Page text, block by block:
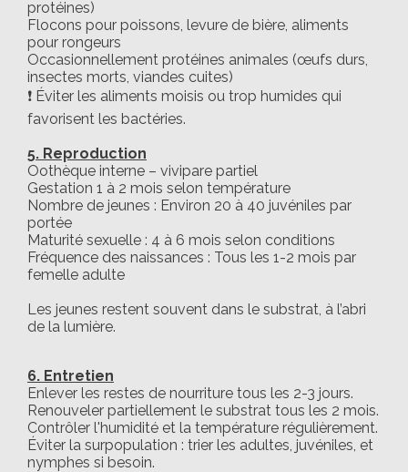
protéines)
Flocons pour poissons, levure de bière, aliments
pour rongeurs
Occasionnellement protéines animales (œufs durs,
insectes morts, viandes cuites)
❗ Éviter les aliments moisis ou trop humides qui
favorisent les bactéries.
5. Reproduction
Oothèque interne – vivipare partiel
Gestation 1 à 2 mois selon température
Nombre de jeunes : Environ 20 à 40 juvéniles par
portée
Maturité sexuelle : 4 à 6 mois selon conditions
Fréquence des naissances : Tous les 1-2 mois par
femelle adulte
Les jeunes restent souvent dans le substrat, à l’abri
de la lumière.
6. Entretien
Enlever les restes de nourriture tous les 2-3 jours.
Renouveler partiellement le substrat tous les 2 mois.
Contrôler l'humidité et la température régulièrement.
Éviter la surpopulation : trier les adultes, juvéniles, et
nymphes si besoin.